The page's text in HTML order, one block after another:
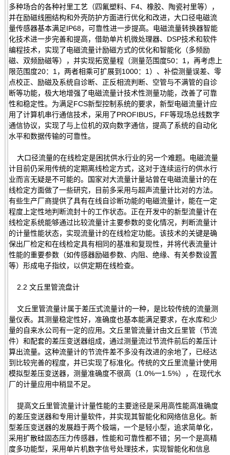
多种场合的各种衬里工艺（四氟塑料、F4、橡胶、陶瓷衬里等），
并在励磁线圈结构和外壳防护方面进行优化和改进，大口径电磁流
量传感器基本满足IP68，可靠性进一步提高。电磁流量转换器智能
化技术进一步完善和提高，借助单片机微处理器、DSP技术和软件
编程技术，实现了电磁流量计励磁方式的优化和智能化（多频励
磁、双频励磁等），并实现拓宽量程（测量范围度50：1，再考虑上
限范围度20：1，两者相乘可扩展到1000：1）、补偿测量误差、零
点校正、励磁及系统自诊断、正反相流判断、空管与不满管的自诊
断等功能，极大地增强了电磁流量计技术性测量功能，改善了可靠
性和稳定性。为满足FCS新型控制系统的要求，新型电磁流量计应
用了计算机串行通信技术，采用了PROFIBUS，FF等现场总线数字
通信协议，实现了与上位机的双向数字通信，提高了系统的自动化
水平和数据传输的可靠性。
大口径流量的在线检定是困扰供水行业的另一个难题。电磁流量
计目前仍采用传统的定期离线检定方式，这对于连续运行的供水行
业而言无疑是不可能的。国家对大流量计量站曾在电磁流量计的在
线检定方面做了一些研究，目前多采用与超声流量计比对的方法。
有些生产厂商提供了具有在线自诊断功能的电磁流量计，能在一定
程度上定性地判断流封十的工作状态。正在开发中的新型流量计在
线检定系统能够通过比较流量计主要参数的变化情况，判断流量计
的计量性能状态，实现流量计的在线检定功能。该技术的关键是确
保出厂检定和在线检定具有相同的基准和复现性，并将代表流量计
性能的重要参数（如传感器励磁参数、内阻、绝缘、有关参数设置
等）形成电子指纹，以供定期在线检查。
2.2 文丘里管流盘计
文丘里管流量计属于差压式流量计的一种，是比较传统的流量测
量仪表。其测量稳定性好，准确度也基本能满足要求，在水库和少
量的自来水公司有一定的应用。文丘里管流量计由文丘里管（节流
件）和配套的差压变送器组成，通过测量流过节流件前后的差压计
算出流量。这种流量计的节流件差不多没有改进的余地了，已经达
到比较完善的程度，并已实现了标准化。传统的文丘里流量计使用
模拟型差压变送器，测量准确度不很高（1.0%一1.5%），在现代水
厂的计量应用中稍显不足。
提高文丘里管流量计计量性能的主要途径是采用高性能高准确度
的差压变送器和专用计量软件，并实现其智能化和网络信息化。新
型差压变送器的发展趋于两个极端，一个是轻小型，追求简单化，
采用扩散硅固态压力传感器，性能和可靠性都不错；另一个是高精
度多功能型，采用单片机数字信号处理技术，实现智能化和信息